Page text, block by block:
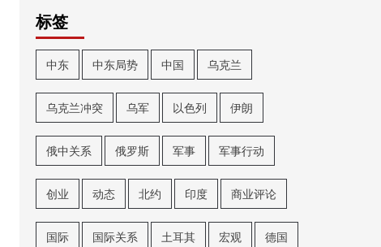
标签
中东 中东局势 中国 乌克兰
乌克兰冲突 乌军 以色列 伊朗
俄中关系 俄罗斯 军事 军事行动
创业 动态 北约 印度 商业评论
国际 国际关系 土耳其 宏观 德国